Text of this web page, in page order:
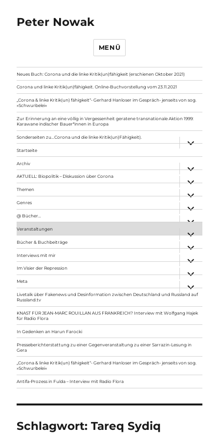
Peter Nowak
MENÜ
Neues Buch: Corona und die linke Kritik(un)fähigkeit (erschienen Oktober 2021)
Corona und linke Kritik(un)fähigkeit. Online-Buchvorstellung vom 23.11.2021
„Corona & linke Kritik(un) fähigkeit“- Gerhard Hanloser im Gespräch- jenseits von sog.
»Schwurbelei«
Zur Erinnerung an eine völlig in Vergessenheit geratene transnationale Aktion 1999:
Karawane indischer Bauer*innen in Europa
Sonderseiten zu…Corona und die linke Kritik(un)Fähigkeit).
anzeigen
Startseite
Archiv
anzeigen
AKTUELL: Biopolitik – Diskussion über Corona
anzeigen
Themen
anzeigen
Genres
anzeigen
@ Bücher…
Veranstaltungen
anzeigen
Bücher & Buchbeiträge
anzeigen
Interviews mit mir
anzeigen
Im Visier der Repression
anzeigen
Meta
anzeigen
Livetalk über Fakenews und Desinformation zwischen Deutschland und Russland auf
Russland.tv
KNAST FÜR JEAN-MARC ROUILLAN AUS FRANKREICH? Interview mit Wolfgang Hajek
für Radio Flora
In Gedenken an Harun Farocki
Presseberichterstattung zu einer Gegenveranstaltung zu einer Sarrazin-Lesung in
Gera
„Corona & linke Kritik(un) fähigkeit“- Gerhard Hanloser im Gespräch- jenseits von sog.
»Schwurbelei«
Antifa-Prozess in Fulda – Interview mit Radio Flora
Schlagwort:Tareq Sydiq